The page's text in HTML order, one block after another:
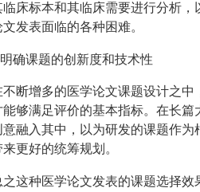
临床标本和其临床需要进行分析
文发表面临的各种困难。
确课题的创新度和技术性
不断增多的医学论文课题设计之
能够满足评价的基本指标。在长
意融入其中，以为研发的课题作
更好的统筹规划。
之这种医学论文发表的课题选择效